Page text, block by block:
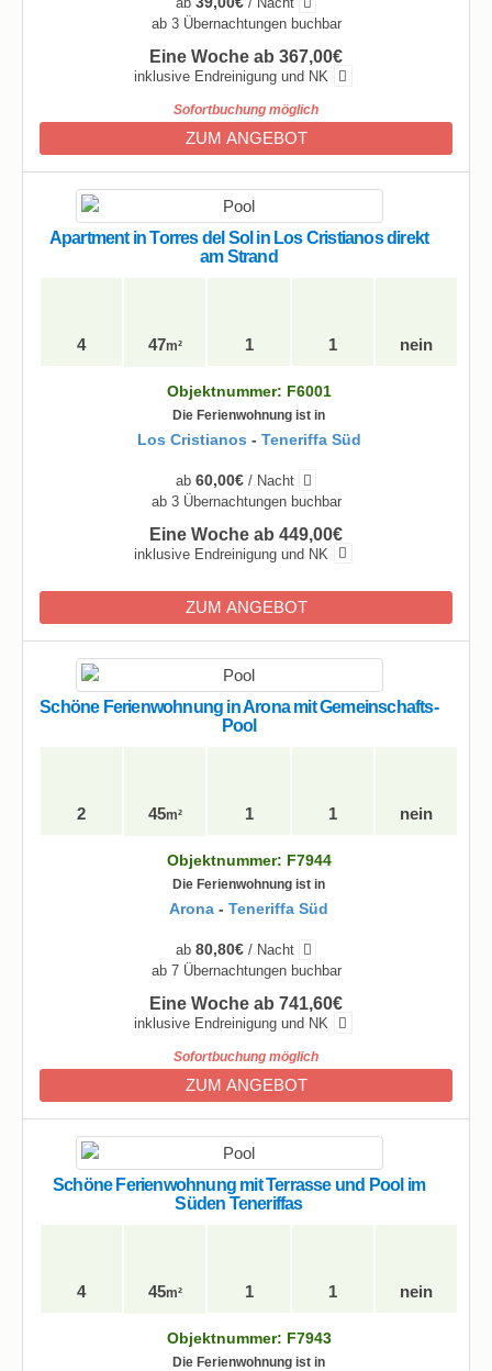
ab 3 Übernachtungen buchbar
Eine Woche ab 367,00€
inklusive Endreinigung und NK
Sofortbuchung möglich
ZUM ANGEBOT
Apartment in Torres del Sol in Los Cristianos direkt
am Strand
4 47m² 1 1 nein
Objektnummer: F6001
Die Ferienwohnung ist in
Los Cristianos - Teneriffa Süd
ab 60,00€/ Nacht
ab 3 Übernachtungen buchbar
Eine Woche ab 449,00€
inklusive Endreinigung und NK
ZUM ANGEBOT
Schöne Ferienwohnung in Arona mit Gemeinschafts-
Pool
2 45m² 1 1 nein
Objektnummer: F7944
Die Ferienwohnung ist in
Arona - Teneriffa Süd
ab 80,80€/ Nacht
ab 7 Übernachtungen buchbar
Eine Woche ab 741,60€
inklusive Endreinigung und NK
Sofortbuchung möglich
ZUM ANGEBOT
Schöne Ferienwohnung mit Terrasse und Pool im
Süden Teneriffas
4 45m² 1 1 nein
Objektnummer: F7943
Die Ferienwohnung ist in